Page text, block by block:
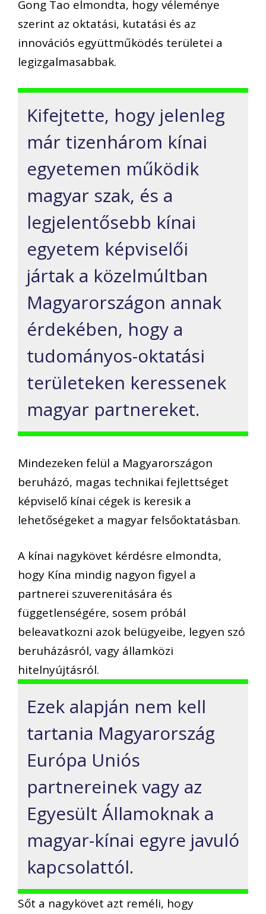
Gong Tao elmondta, hogy véleménye
szerint az oktatási, kutatási és az
innovációs együttműködés területei a
legizgalmasabbak.
Kifejtette, hogy jelenleg
már tizenhárom kínai
egyetemen működik
magyar szak, és a
legjelentősebb kínai
egyetem képviselői
jártak a közelmúltban
Magyarországon annak
érdekében, hogy a
tudományos-oktatási
területeken keressenek
magyar partnereket.
Mindezeken felül a Magyarországon
beruházó, magas technikai fejlettséget
képviselő kínai cégek is keresik a
lehetőségeket a magyar felsőoktatásban.
A kínai nagykövet kérdésre elmondta,
hogy Kína mindig nagyon figyel a
partnerei szuverenitására és
függetlenségére, sosem próbál
beleavatkozni azok belügyeibe, legyen szó
beruházásról, vagy államközi
hitelnyújtásról.
Ezek alapján nem kell
tartania Magyarország
Európa Uniós
partnereinek vagy az
Egyesült Államoknak a
magyar-kínai egyre javuló
kapcsolattól.
Sőt a nagykövet azt reméli, hogy